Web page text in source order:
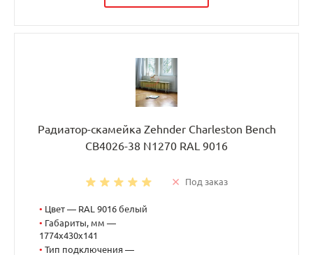
Радиатор-скамейка Zehnder Charleston Bench
CB4026-38 N1270 RAL 9016
Под заказ
• Цвет — RAL 9016 белый
• Габариты, мм —
1774x430x141
• Тип подключения —